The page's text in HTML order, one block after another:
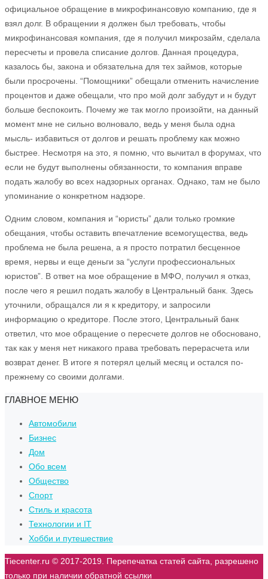
официальное обращение в микрофинансовую компанию, где я
взял долг. В обращении я должен был требовать, чтобы
микрофинансовая компания, где я получил микрозайм, сделала
пересчеты и провела списание долгов. Данная процедура,
казалось бы, закона и обязательна для тех займов, которые
были просрочены. “Помощники” обещали отменить начисление
процентов и даже обещали, что про мой долг забудут и н будут
больше беспокоить. Почему же так могло произойти, на данный
момент мне не сильно волновало, ведь у меня была одна
мысль- избавиться от долгов и решать проблему как можно
быстрее. Несмотря на это, я помню, что вычитал в форумах, что
если не будут выполнены обязанности, то компания вправе
подать жалобу во всех надзорных органах. Однако, там не было
упоминание о конкретном надзоре.
Одним словом, компания и “юристы” дали только громкие
обещания, чтобы оставить впечатление всемогущества, ведь
проблема не была решена, а я просто потратил бесценное
время, нервы и еще деньги за “услуги профессиональных
юристов”. В ответ на мое обращение в МФО, получил я отказ,
после чего я решил подать жалобу в Центральный банк. Здесь
уточнили, обращался ли я к кредитору, и запросили
информацию о кредиторе. После этого, Центральный банк
ответил, что мое обращение о пересчете долгов не обосновано,
так как у меня нет никакого права требовать перерасчета или
возврат денег. В итоге я потерял целый месяц и остался по-
прежнему со своими долгами.
ГЛАВНОЕ МЕНЮ
Автомобили
Бизнес
Дом
Обо всем
Общество
Спорт
Стиль и красота
Технологии и IT
Хобби и путешествие
Tiecenter.ru © 2017-2019. Перепечатка статей сайта, разрешено
только при наличии обратной ссылки